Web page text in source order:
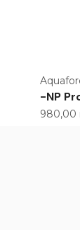
-NP
980,00